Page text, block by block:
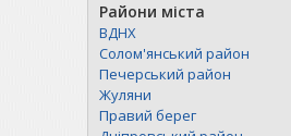
Райони міста
ВДНХ
Солом'янський район
Печерський район
Жуляни
Правий берег